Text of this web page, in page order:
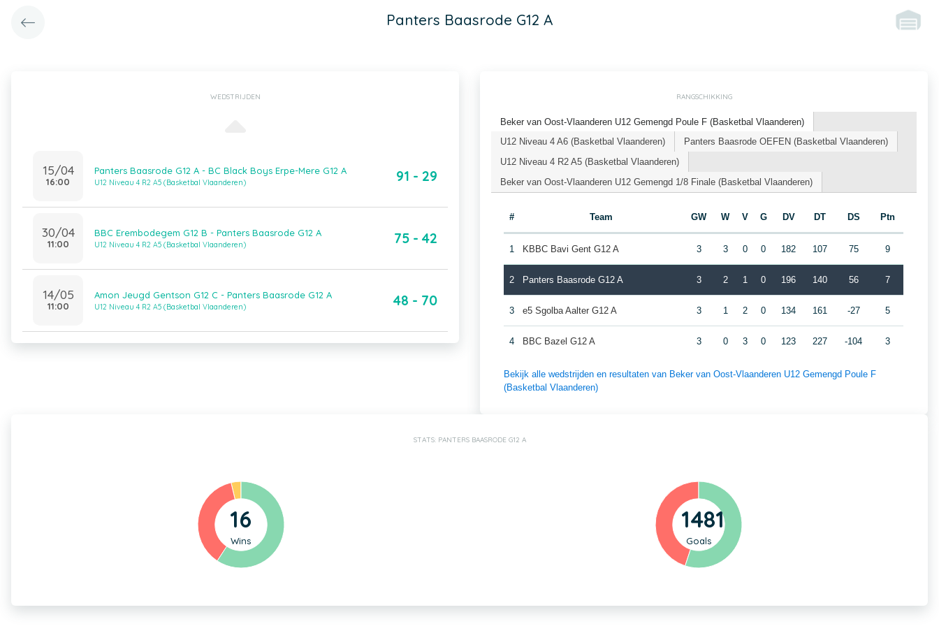
Panters Baasrode G12 A
WEDSTRIJDEN
15/04
16:00
Panters Baasrode G12 A - BC Black Boys Erpe-Mere G12 A
U12 Niveau 4 R2 A5 (Basketbal Vlaanderen) 91 - 29
30/04
11:00
BBC Erembodegem G12 B - Panters Baasrode G12 A
U12 Niveau 4 R2 A5 (Basketbal Vlaanderen) 75 - 42
14/05
11:00
Amon Jeugd Gentson G12 C - Panters Baasrode G12 A
U12 Niveau 4 R2 A5 (Basketbal Vlaanderen) 48 - 70
RANGSCHIKKING
Beker van Oost-Vlaanderen U12 Gemengd Poule F (Basketbal Vlaanderen)
U12 Niveau 4 A6 (Basketbal Vlaanderen)
Panters Baasrode OEFEN (Basketbal Vlaanderen)
U12 Niveau 4 R2 A5 (Basketbal Vlaanderen)
Beker van Oost-Vlaanderen U12 Gemengd 1/8 Finale (Basketbal Vlaanderen)
# Team GW W V G DV DT DS Ptn
1 KBBC Bavi Gent G12 A 3 3 0 0 182 107 75 9
2 Panters Baasrode G12 A 3 2 1 0 196 140 56 7
3 e5 Sgolba Aalter G12 A 3 1 2 0 134 161 -27 5
4 BBC Bazel G12 A 3 0 3 0 123 227 -104 3
Bekijk alle wedstrijden en resultaten van Beker van Oost-Vlaanderen U12 Gemengd Poule F
(Basketbal Vlaanderen)
STATS: PANTERS BAASRODE G12 A
16
Wins
1481
Goals